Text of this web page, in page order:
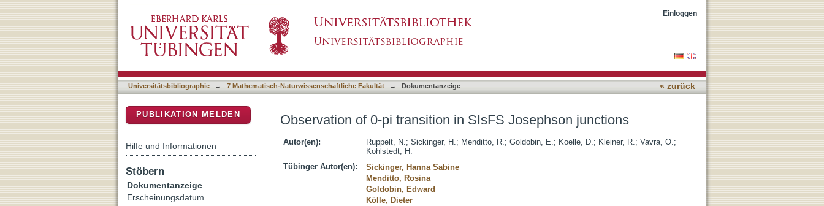
Einloggen
Universitätsbibliographie → 7 Mathematisch-Naturwissenschaftliche Fakultät → Dokumentanzeige « zurück
Observation of 0-pi transition in SIsFS Josephson junctions
Autor(en): Ruppelt, N.; Sickinger, H.; Menditto, R.; Goldobin, E.; Koelle, D.; Kleiner, R.; Vavra, O.;
Kohlstedt, H.
Tübinger Autor(en):
Sickinger, Hanna Sabine
Menditto, Rosina
Goldobin, Edward
Kölle, Dieter
PUBLIKATION MELDEN
Hilfe und Informationen
Stöbern
Dokumentanzeige
Erscheinungsdatum